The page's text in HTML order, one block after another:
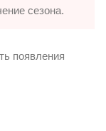
сезона.
появления